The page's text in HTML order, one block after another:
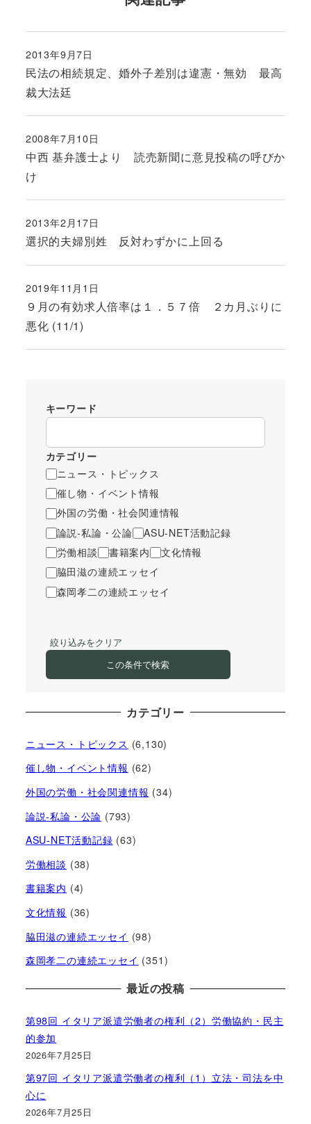
民法の相続規定、婚外子差別は違憲・無効 最高
裁大法廷
投稿日
2013年9月7日
中西 基弁護士より 読売新聞に意見投稿の呼びか
け
投稿日
2008年7月10日
選択的夫婦別姓 反対わずかに上回る
投稿日
2013年2月17日
９月の有効求人倍率は１．５７倍 ２カ月ぶりに
悪化 (11/1)
投稿日
2019年11月1日
キーワード
カテゴリー
ニュース・トピックス
催し物・イベント情報
外国の労働・社会関連情報
論説-私論・公論
ASU-NET活動記録
労働相談
書籍案内
文化情報
脇田滋の連続エッセイ
森岡孝二の連続エッセイ
絞り込みをクリア
この条件で検索
カテゴリー
ニュース・トピックス (6,130)
催し物・イベント情報 (62)
外国の労働・社会関連情報 (34)
論説-私論・公論 (793)
ASU-NET活動記録 (63)
労働相談 (38)
書籍案内 (4)
文化情報 (36)
脇田滋の連続エッセイ (98)
森岡孝二の連続エッセイ (351)
最近の投稿
第98回 イタリア派遣労働者の権利（2）労働協約・民主
的参加
2026年7月25日
第97回 イタリア派遣労働者の権利（1）立法・司法を中
心に
2026年7月25日